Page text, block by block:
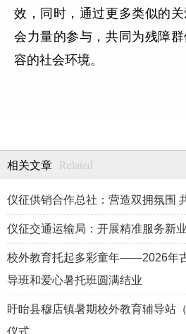
效，同时，通过更多类似的
会力量的参与，共同为残障
容的社会环境。
相关文章 Related
仪征供销合作总社：营造双拥氛围
仪征交通运输局：开展精准服务新
校外教育托起多彩童年——2026年
导班和爱心暑托班圆满结业
盱眙县穆店镇暑期校外教育辅导站